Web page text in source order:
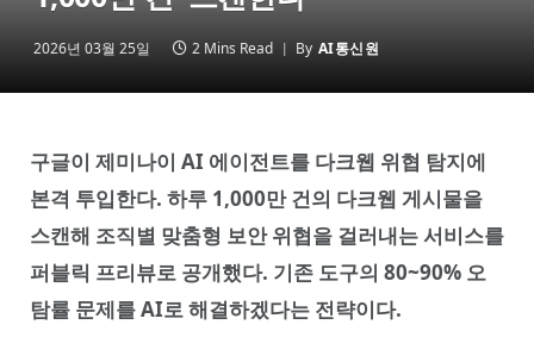
2026년 03월 25일 2 Mins Read By AI통신원
구글이 제미나이 AI 에이전트를 다크웹 위협 탐지에
본격 투입한다. 하루 1,000만 건의 다크웹 게시물을
스캔해 조직별 맞춤형 보안 위협을 걸러내는 서비스를
퍼블릭 프리뷰로 공개했다. 기존 도구의 80~90% 오
탐률 문제를 AI로 해결하겠다는 전략이다.